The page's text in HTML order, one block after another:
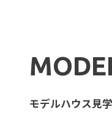
モデルハウス見